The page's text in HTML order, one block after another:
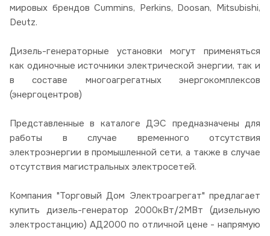
мировых брендов Cummins, Perkins, Doosan, Mitsubishi,
Deutz.
Дизель-генераторные установки могут применяться
как одиночные источники электрической энергии, так и
в составе многоагрегатных энергокомплексов
(энергоцентров)
Представленные в каталоге ДЭС предназначены для
работы в случае временного отсутствия
электроэнергии в промышленной сети, а также в случае
отсутствия магистральных электросетей.
Компания "Торговый Дом Электроагрегат" предлагает
купить дизель-генератор 2000кВт/2МВт (дизельную
электростанцию) АД2000 по отличной цене - напрямую